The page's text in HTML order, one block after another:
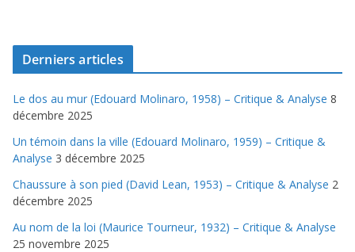
Derniers articles
Le dos au mur (Edouard Molinaro, 1958) – Critique & Analyse 8
décembre 2025
Un témoin dans la ville (Edouard Molinaro, 1959) – Critique &
Analyse 3 décembre 2025
Chaussure à son pied (David Lean, 1953) – Critique & Analyse 2
décembre 2025
Au nom de la loi (Maurice Tourneur, 1932) – Critique & Analyse
25 novembre 2025